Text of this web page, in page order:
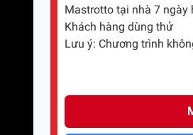
Mastrotto tại nhà 7 ngày
Khách hàng dùng thử
Lưu ý: Chương trình